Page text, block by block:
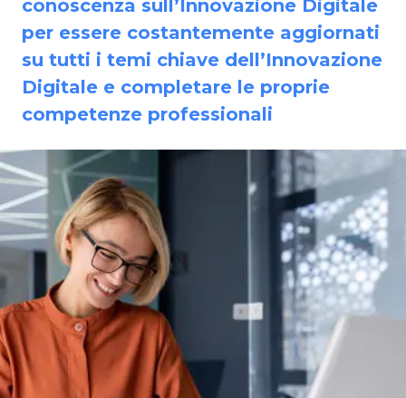
conoscenza sull’Innovazione Digitale
per essere costantemente aggiornati
su tutti i temi chiave dell’Innovazione
Digitale e completare le proprie
competenze professionali